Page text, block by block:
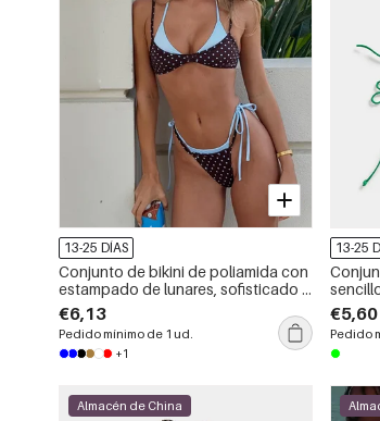
13-25 DÍAS
Conjunto de bikini de poliamida con
estampado de lunares, sofisticado y
elegante.
€6,13
Pedido mínimo de 1 ud.
+1
13-25
€5,60
Pedido
Almacén de China